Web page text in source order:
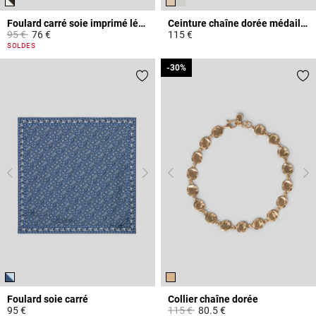
Foulard carré soie imprimé léopard
Prix réduit à partir de
95 €à76 €
5 out of 5 Customer Rating
SOLDES
Ceinture chaîne dorée médaillons CP
115 €
Foulard soie carré
95 €
Collier chaîne dorée
Prix réduit à partir de
115 €à
-30%
80.5 €
-30%